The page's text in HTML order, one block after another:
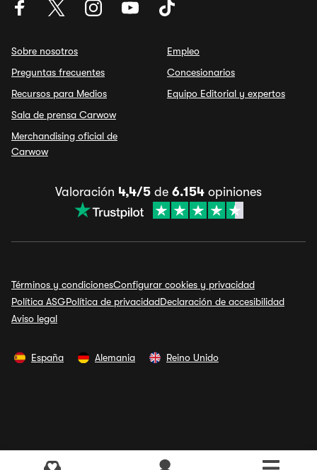
Sobre nosotros
Preguntas frecuentes
Recursos para Medios
Sala de prensa Carwow
Merchandising oficial de
Carwow
Empleo
Concesionarios
Equipo Editorial y expertos
Valoración 4,4/5 de 6.154 opiniones
Términos y condicionesConfigurar cookies y privacidad
Política ASGPolítica de privacidadDeclaración de accesibilidad
Aviso legal
España Alemania Reino Unido